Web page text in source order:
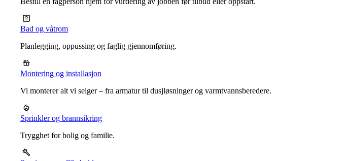
Bad og våtrom
Planlegging, oppussing og faglig gjennomføring.
Montering og installasjon
Vi monterer alt vi selger – fra armatur til dusjløsninger og varmtvannsberedere.
Sprinkler og brannsikring
Trygghet for bolig og familie.